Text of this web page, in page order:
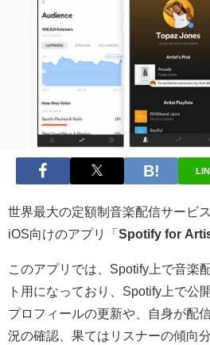
世界最大の定額制音楽配信サービ
iOS向けのアプリ「 Spotify for
このアプリでは、Spotify上で音楽
ト用になっており、Spotify上で公
プロフィールの更新や、自身が配
況の確認、果てはリスナーの傾向